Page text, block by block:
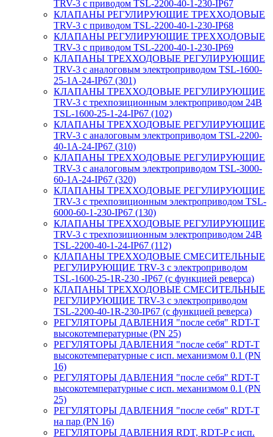
TRV-3 с приводом TSL-2200-40-1-230-IP67
КЛАПАНЫ РЕГУЛИРУЮЩИЕ ТРЕХХОДОВЫЕ
TRV-3 с приводом TSL-2200-40-1-230-IP68
КЛАПАНЫ РЕГУЛИРУЮЩИЕ ТРЕХХОДОВЫЕ
TRV-3 с приводом TSL-2200-40-1-230-IP69
КЛАПАНЫ ТРЕХХОДОВЫЕ РЕГУЛИРУЮЩИЕ
TRV-3 с аналоговым электроприводом TSL-1600-
25-1А-24-IP67 (301)
КЛАПАНЫ ТРЕХХОДОВЫЕ РЕГУЛИРУЮЩИЕ
TRV-3 с трехпозиционным электроприводом 24В
TSL-1600-25-1-24-IP67 (102)
КЛАПАНЫ ТРЕХХОДОВЫЕ РЕГУЛИРУЮЩИЕ
TRV-3 с аналоговым электроприводом TSL-2200-
40-1А-24-IP67 (310)
КЛАПАНЫ ТРЕХХОДОВЫЕ РЕГУЛИРУЮЩИЕ
TRV-3 с аналоговым электроприводом TSL-3000-
60-1А-24-IP67 (320)
КЛАПАНЫ ТРЕХХОДОВЫЕ РЕГУЛИРУЮЩИЕ
TRV-3 с трехпозиционным электроприводом TSL-
6000-60-1-230-IP67 (130)
КЛАПАНЫ ТРЕХХОДОВЫЕ РЕГУЛИРУЮЩИЕ
TRV-3 с трехпозиционным электроприводом 24В
TSL-2200-40-1-24-IP67 (112)
КЛАПАНЫ ТРЕХХОДОВЫЕ СМЕСИТЕЛЬНЫЕ
РЕГУЛИРУЮЩИЕ TRV-3 с электроприводом
TSL-1600-25-1R-230 -IP67 (с функцией реверса)
КЛАПАНЫ ТРЕХХОДОВЫЕ СМЕСИТЕЛЬНЫЕ
РЕГУЛИРУЮЩИЕ TRV-3 с электроприводом
TSL-2200-40-1R-230-IP67 (с функцией реверса)
РЕГУЛЯТОРЫ ДАВЛЕНИЯ "после себя" RDT-T
высокотемпературные (PN 25)
РЕГУЛЯТОРЫ ДАВЛЕНИЯ "после себя" RDT-T
высокотемпературные с исп. механизмом 0.1 (PN
16)
РЕГУЛЯТОРЫ ДАВЛЕНИЯ "после себя" RDT-T
высокотемпературные с исп. механизмом 0.1 (PN
25)
РЕГУЛЯТОРЫ ДАВЛЕНИЯ "после себя" RDT-T
на пар (PN 16)
РЕГУЛЯТОРЫ ДАВЛЕНИЯ RDT, RDT-P с исп.